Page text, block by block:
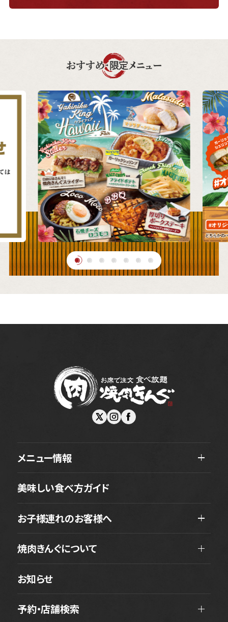
おすすめ・限定メニュー
メニュー情報
美味しい食べ方ガイド
お子様連れのお客様へ
焼肉きんぐについて
お知らせ
予約・店舗検索